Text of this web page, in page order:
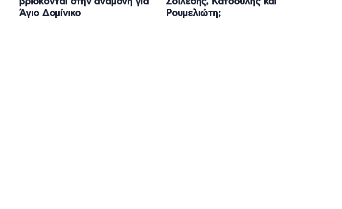
βρίσκονται στην αναμονή για
Άγιο Δομίνικο
Σοϊλέδης, Κατσούλης και
Ρουμελιώτη;